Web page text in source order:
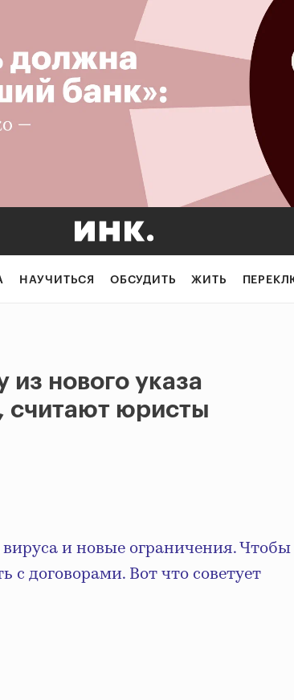
НАУЧИТЬСЯ ОБСУДИТЬ ЖИТЬ
из нового указа
считают юристы
и новые ограничения. Чтобы
с договорами. Вот что советует